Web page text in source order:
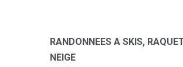
RANDONNEES A SKIS,
NEIGE